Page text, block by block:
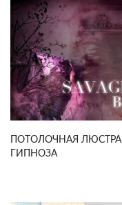
ПОТОЛОЧНАЯ ЛЮСТРА
ГИПНОЗА